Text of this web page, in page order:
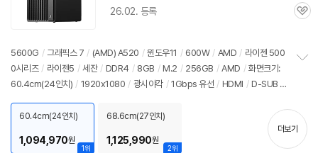
26.02. 등록
관
5600G / 그래픽스 7 / (AMD) A520 / 윈도우11 / 600W / AMD / 라이젠 500
0시리즈 / 라이젠5 / 세잔 / DDR4 / 8GB / M.2 / 256GB / AMD / 화면크기:
60.4cm(24인치) / 1920x1080 / 광시야각 / 1Gbps 유선 / HDMI / D-SUB /
기
1위
60.4cm(24인치)
1,094,970원
2위
68.6cm(27인치)
1,125,990원
더보기